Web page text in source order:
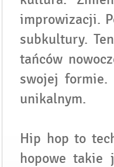
improwizacji.
subkultury.
tańców
swojej formie.
unikalnym.
Hip hop to
hopowe takie